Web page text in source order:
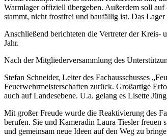
Warmlager offiziell übergeben. Außerdem soll
stammt, nicht frostfrei und baufällig ist. Das
Anschließend berichteten die Vertreter der Kreis-
Jahr.
Nach der Mitgliederversammlung des
Stefan Schneider, Leiter des Fachausschusses
Feuerwehrmeisterschaften zurück. Großartige
auch auf Landesebene. U.a. gelang es Lisette
Mit großer Freude wurde die Reaktivierung des
berufen. Sie und Kameradin Laura Tiesler freuen
und gemeinsam neue Ideen auf den Weg zu